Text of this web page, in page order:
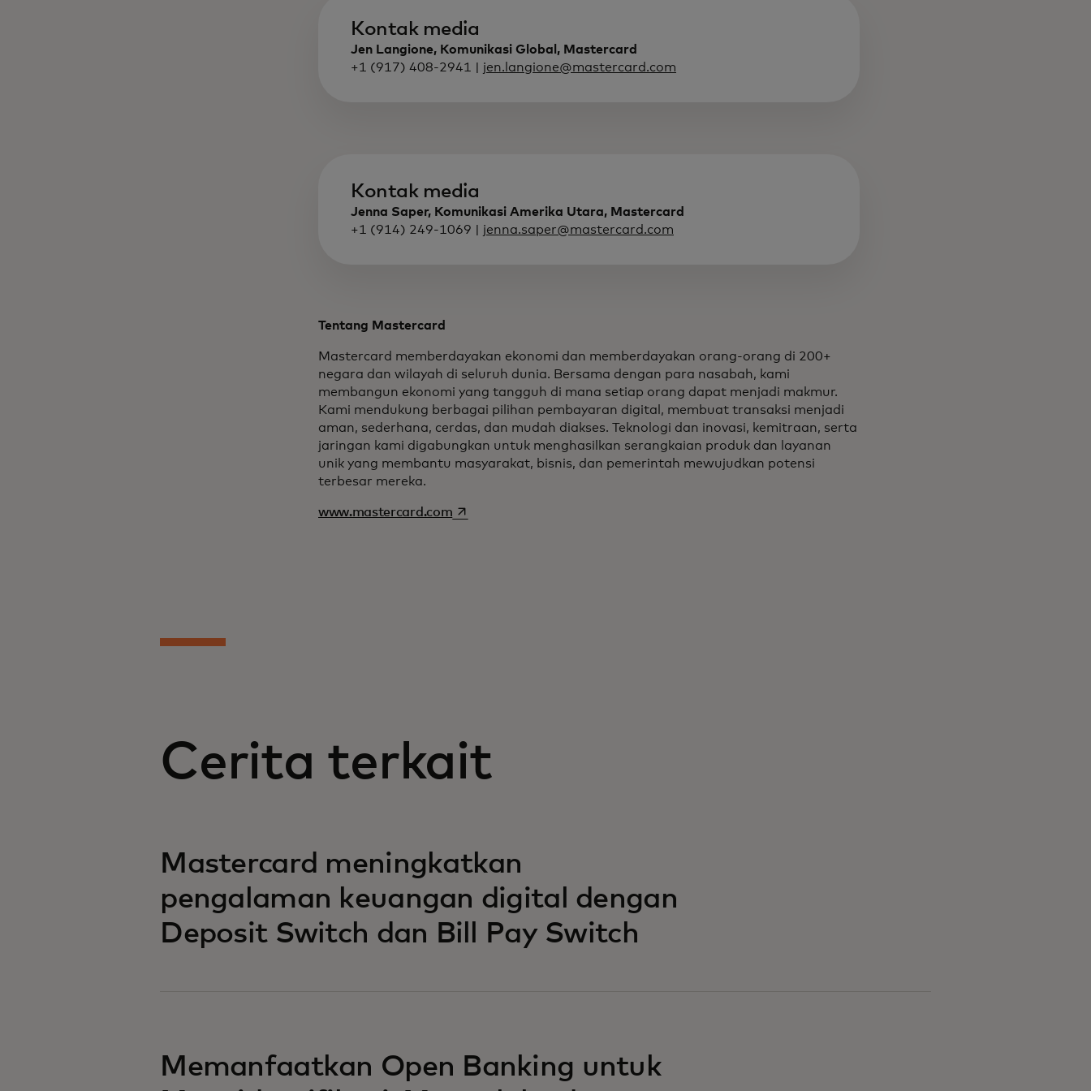
Kontak media
Jen Langione, Komunikasi Global, Mastercard
+1 (917) 408-2941 | jen.langione@mastercard.com
Kontak media
Jenna Saper, Komunikasi Amerika Utara, Mastercard
+1 (914) 249-1069 | jenna.saper@mastercard.com
Tentang Mastercard
Mastercard memberdayakan ekonomi dan memberdayakan orang-orang di 200+
negara dan wilayah di seluruh dunia. Bersama dengan para nasabah, kami
membangun ekonomi yang tangguh di mana setiap orang dapat menjadi makmur.
Kami mendukung berbagai pilihan pembayaran digital, membuat transaksi menjadi
aman, sederhana, cerdas, dan mudah diakses. Teknologi dan inovasi, kemitraan, serta
jaringan kami digabungkan untuk menghasilkan serangkaian produk dan layanan
unik yang membantu masyarakat, bisnis, dan pemerintah mewujudkan potensi
terbesar mereka.
www.mastercard.comopens in a new tab
Cerita terkait
Mastercard meningkatkan
pengalaman keuangan digital dengan
Deposit Switch dan Bill Pay Switch
Memanfaatkan Open Banking untuk